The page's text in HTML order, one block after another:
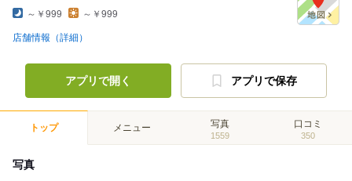
～￥999 ～￥999
店舗情報（詳細）
アプリで開く アプリで保存
トップ メニュー 写真
1559
口コミ
350
写真